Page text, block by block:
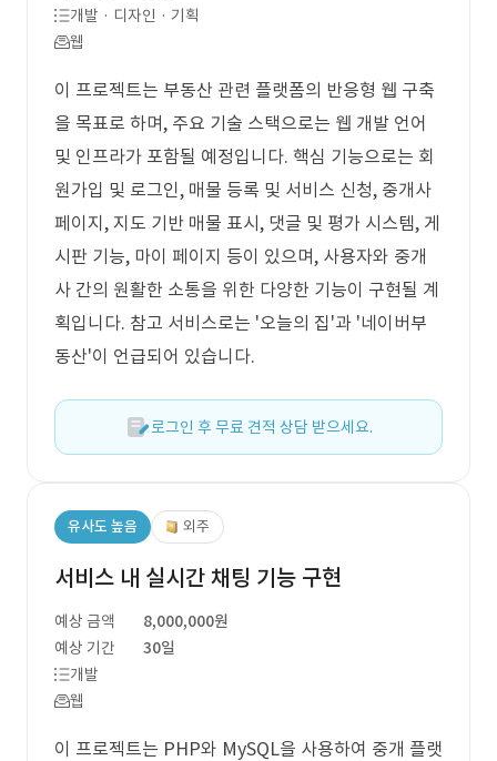
개발 · 디자인 · 기획
웹
이 프로젝트는 부동산 관련 플랫폼의 반응형 웹 구축
을 목표로 하며, 주요 기술 스택으로는 웹 개발 언어
및 인프라가 포함될 예정입니다. 핵심 기능으로는 회
원가입 및 로그인, 매물 등록 및 서비스 신청, 중개사
페이지, 지도 기반 매물 표시, 댓글 및 평가 시스템, 게
시판 기능, 마이 페이지 등이 있으며, 사용자와 중개
사 간의 원활한 소통을 위한 다양한 기능이 구현될 계
획입니다. 참고 서비스로는 '오늘의 집'과 '네이버부
동산'이 언급되어 있습니다.
로그인 후 무료 견적 상담 받으세요.
유사도 높음 외주
서비스 내 실시간 채팅 기능 구현
예상 금액
8,000,000원
예상 기간
30일
개발
웹
이 프로젝트는 PHP와 MySQL을 사용하여 중개 플랫